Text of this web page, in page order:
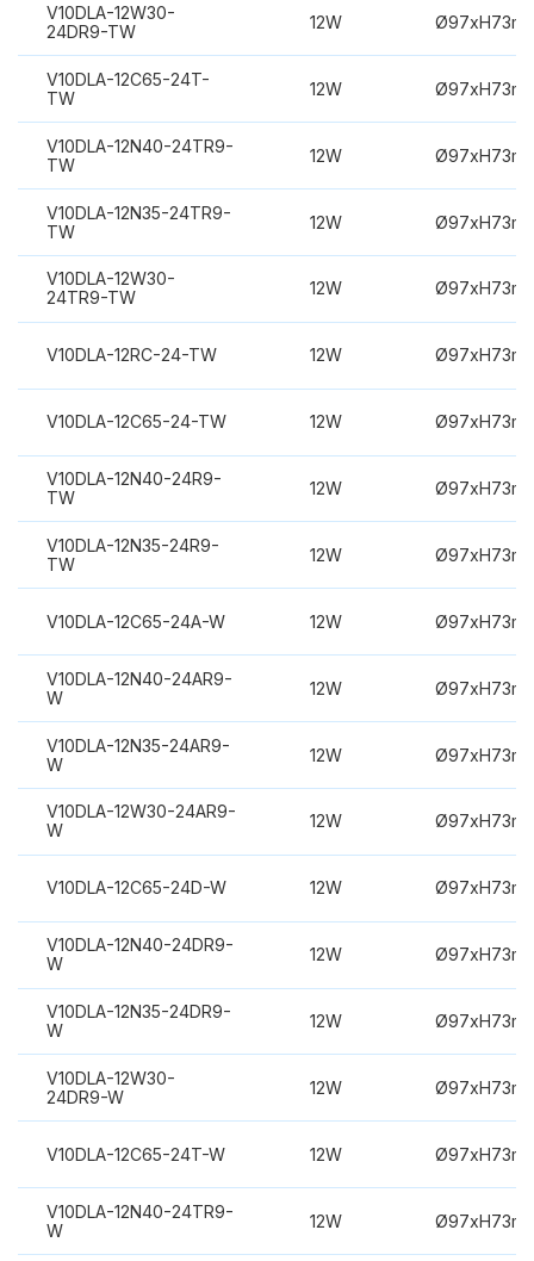
V10DLA-12W30-
24DR9-TW
12W
V10DLA-12C65-24T-
TW
12W
V10DLA-12N40-24TR9-
TW
12W
V10DLA-12N35-24TR9-
TW
12W
V10DLA-12W30-
24TR9-TW
12W
V10DLA-12RC-24-TW 12W
V10DLA-12C65-24-TW 12W
V10DLA-12N40-24R9-
TW
12W
V10DLA-12N35-24R9-
TW
12W
V10DLA-12C65-24A-W 12W
V10DLA-12N40-24AR9-
W
12W
V10DLA-12N35-24AR9-
W
12W
V10DLA-12W30-24AR9-
W
12W
V10DLA-12C65-24D-W 12W
V10DLA-12N40-24DR9-
W
12W
V10DLA-12N35-24DR9-
W
12W
V10DLA-12W30-
24DR9-W
12W
V10DLA-12C65-24T-W 12W
V10DLA-12N40-24TR9-
W
12W